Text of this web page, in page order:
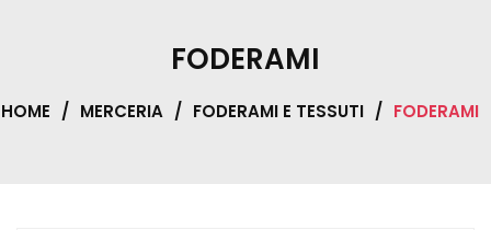
FODERAMI
HOME / MERCERIA / FODERAMI E TESSUTI / FODERAMI